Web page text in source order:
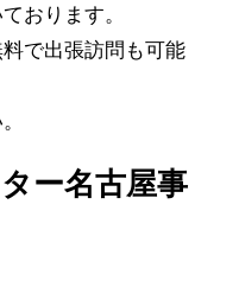
おります。
で出張訪問も可能
ー名古屋事